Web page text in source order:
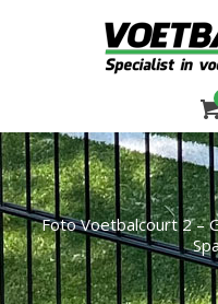
Foto Voetbalcourt 2 –